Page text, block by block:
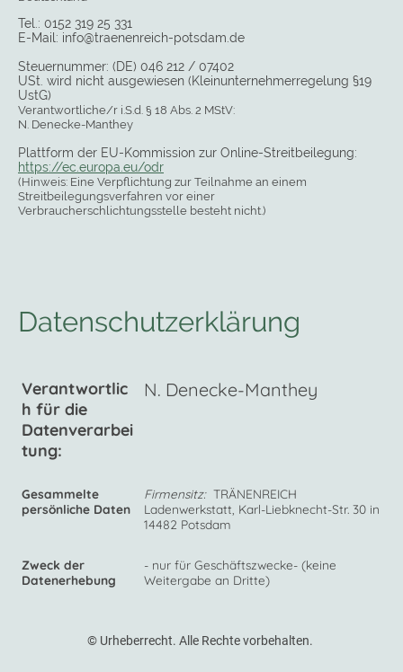
Tel.: 0152 319 25 331
E-Mail: info@traenenreich-potsdam.de
Steuernummer: (DE) 046 212 / 07402
USt. wird nicht ausgewiesen (Kleinunternehmerregelung §19
UstG)
Verantwortliche/r i.S.d. § 18 Abs. 2 MStV:
N. Denecke-Manthey
Plattform der EU-Kommission zur Online-Streitbeilegung:
https://ec.europa.eu/odr
(Hinweis: Eine Verpflichtung zur Teilnahme an einem
Streitbeilegungsverfahren vor einer
Verbraucherschlichtungsstelle besteht nicht.)
Datenschutzerklärung
Verantwortlic
h für die
Datenverarbei
tung:
N. Denecke-Manthey
Gesammelte
persönliche Daten
Firmensitz:TRÄNENREICH
Ladenwerkstatt, Karl-Liebknecht-Str. 30 in
14482 Potsdam
Zweck der
Datenerhebung
- nur für Geschäftszwecke- (keine
Weitergabe an Dritte)
© Urheberrecht. Alle Rechte vorbehalten.